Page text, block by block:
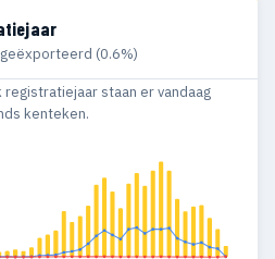
(0.6%)
staan er vandaag
kenteken.